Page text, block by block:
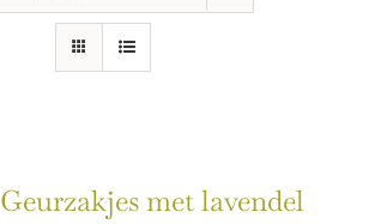
Geurzakjes met lavendel